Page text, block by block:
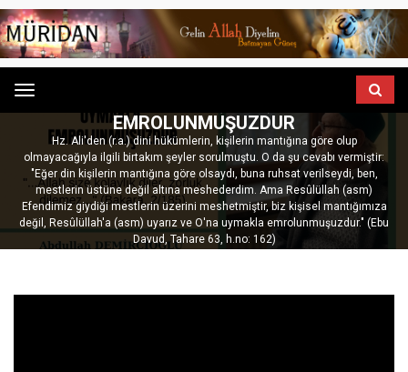
Menu BIZ, RESÛLÜLLAH'A (S.A.V) UYMAKLA
EMROLUNMUŞUZDUR
Hz. Ali'den (r.a.) dini hükümlerin, kişilerin mantığına göre olup
olmayacağıyla ilgili birtakım şeyler sorulmuştu. O da şu cevabı vermiştir:
"Eğer din kişilerin mantığına göre olsaydı, buna ruhsat verilseydi, ben,
mestlerin üstüne değil altına meshederdim. Ama Resûlüllah (asm)
Efendimiz giydiği mestlerin üzerini meshetmiştir, biz kişisel mantığımıza
değil, Resûlüllah'a (asm) uyarız ve O'na uymakla emrolunmuşuzdur." (Ebu
Davud, Tahare 63, h.no: 162)